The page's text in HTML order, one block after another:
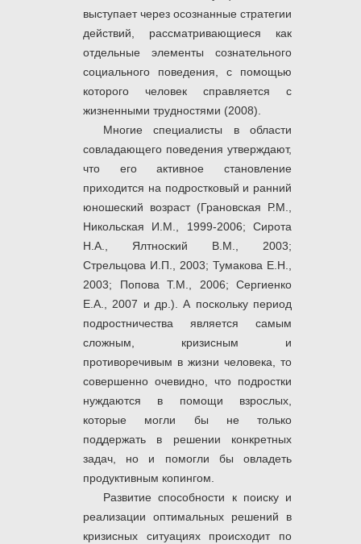
выступает через осознанные стратегии
действий, рассматривающиеся как
отдельные элементы сознательного
социального поведения, с помощью
которого человек справляется с
жизненными трудностями (2008).
Многие специалисты в области
совладающего поведения утверждают,
что его активное становление
приходится на подростковый и ранний
юношеский возраст (Грановская Р.М.,
Никольская И.М., 1999-2006; Сирота
Н.А., Ялтноский В.М., 2003;
Стрельцова И.П., 2003; Тумакова Е.Н.,
2003; Попова Т.М., 2006; Сергиенко
Е.А., 2007 и др.). А поскольку период
подростничества является самым
сложным, кризисным и
противоречивым в жизни человека, то
совершенно очевидно, что подростки
нуждаются в помощи взрослых,
которые могли бы не только
поддержать в решении конкретных
задач, но и помогли бы овладеть
продуктивным копингом.
Развитие способности к поиску и
реализации оптимальных решений в
кризисных ситуациях происходит по